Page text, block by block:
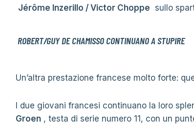
Jérôme Inzerillo / Victor Choppe sullo
ROBERT/GUY DE CHAMISSO CONTINUANO A STUPIRE
Un’altra prestazione francese molto forte:
I due giovani francesi continuano la loro
Groen , testa di serie numero 11, con un